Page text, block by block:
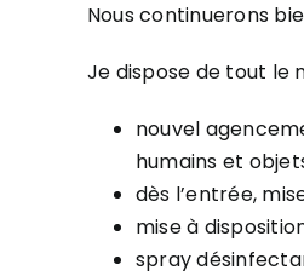
Nous continuerons
Je dispose de tout le
nouvel
humains et
dès l’entrée,
mise à
spray